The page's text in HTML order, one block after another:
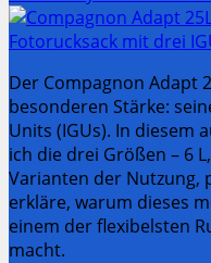
Der Compagnon Adapt
besonderen Stärke:
Units (IGUs). In diesem
ich die drei Größen – 6
Varianten der Nutzung,
erkläre, warum dieses
einem der flexibelsten
macht.